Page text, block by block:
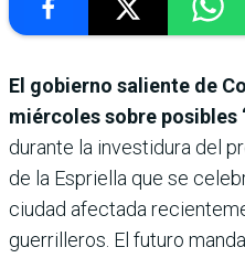
El gobierno saliente de
miércoles sobre posibles
durante la investidura del
de la Espriella que se
ciudad afectada
guerrilleros. El futuro